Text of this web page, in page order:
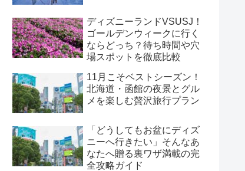
ディズニーランドVSUSJ！
ゴールデンウィークに行く
ならどっち？待ち時間や穴
場スポットを徹底比較
11月こそベストシーズン！
北海道・函館の夜景とグル
メを楽しむ贅沢旅行プラン
「どうしてもお盆にディズ
ニーへ行きたい」そんなあ
なたへ贈る裏ワザ満載の完
全攻略ガイド